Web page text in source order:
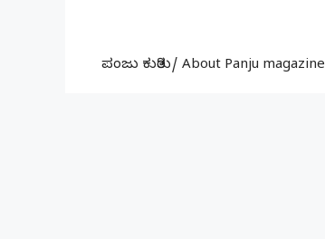
ಪಂಜು ಕುರಿತು/ About Panju magazine